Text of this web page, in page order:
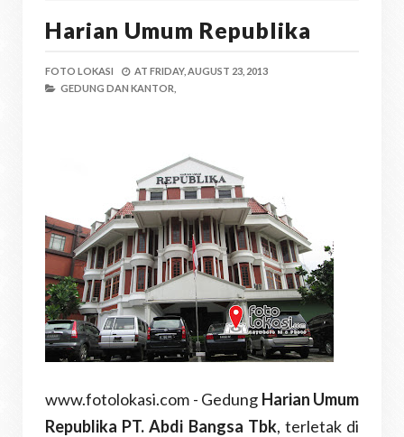
Harian Umum Republika
FOTO LOKASI AT FRIDAY, AUGUST 23, 2013
GEDUNG DAN KANTOR,
www.fotolokasi.com - Gedung Harian Umum
Republika PT. Abdi Bangsa Tbk, terletak di